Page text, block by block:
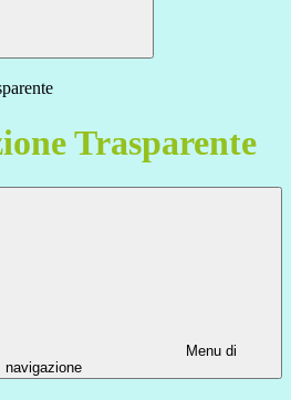
Trasparente
Menu di
navigazione